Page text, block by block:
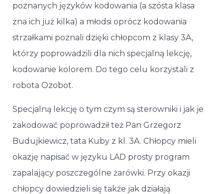
poznanych języków kodowania (a szósta klasa
zna ich już kilka) a młodsi oprócz kodowania
strzałkami poznali dzięki chłopcom z klasy 3A,
którzy poprowadzili dla nich specjalną lekcję,
kodowanie kolorem. Do tego celu korzystali z
robota Ozobot.
Specjalną lekcję o tym czym są sterowniki i jak je
zakodować poprowadził też Pan Grzegorz
Budujkiewicz, tata Kuby z kl. 3A. Chłopcy mieli
okazję napisać w języku LAD prosty program
zapalający poszczególne żarówki. Przy okazji
chłopcy dowiedzieli się także jak działają